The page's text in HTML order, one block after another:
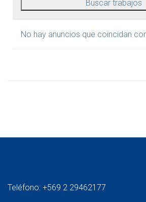
No hay anuncios que coincidan
Teléfono: +569 2 29462177